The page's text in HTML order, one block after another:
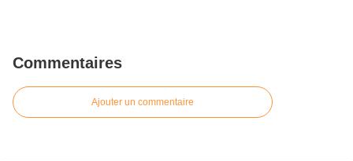
Commentaires
Ajouter un commentaire